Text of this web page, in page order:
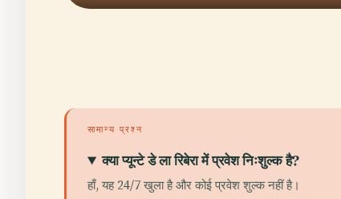
सामान्य प्रश्न
क्या प्यून्टे डे ला रिबेरा में प्रवेश निःशुल्क है?
हाँ, यह 24/7 खुला है और कोई प्रवेश शुल्क नहीं है।